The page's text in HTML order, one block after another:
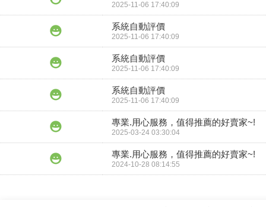
2025-11-06 17:40:09
系統自動評價
2025-11-06 17:40:09
系統自動評價
2025-11-06 17:40:09
系統自動評價
2025-11-06 17:40:09
專業.用心服務，值得推薦的好賣家~!
2025-03-24 03:30:04
專業.用心服務，值得推薦的好賣家~!
2024-10-28 08:14:55